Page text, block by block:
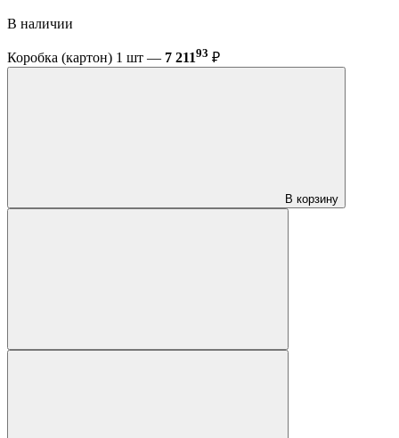
В наличии
Коробка (картон) 1 шт — 7 21193 ₽
В корзину